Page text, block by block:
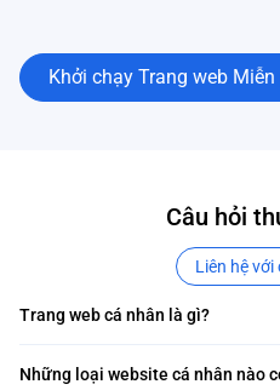
Khởi chạy Trang web
Câu hỏi
Liên hệ
Trang web cá nhân là gì?
Những loại website cá nhân nào